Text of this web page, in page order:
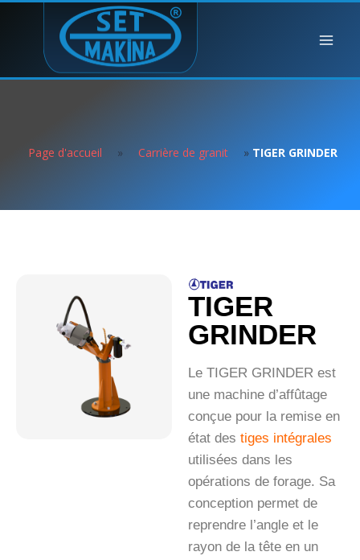
Page d'accueil » Carrière de granit » TIGER GRINDER
TIGER
GRINDER
Le TIGER GRINDER est
une machine d’affûtage
conçue pour la remise en
état des tiges intégrales
utilisées dans les
opérations de forage. Sa
conception permet de
reprendre l’angle et le
rayon de la tête en un